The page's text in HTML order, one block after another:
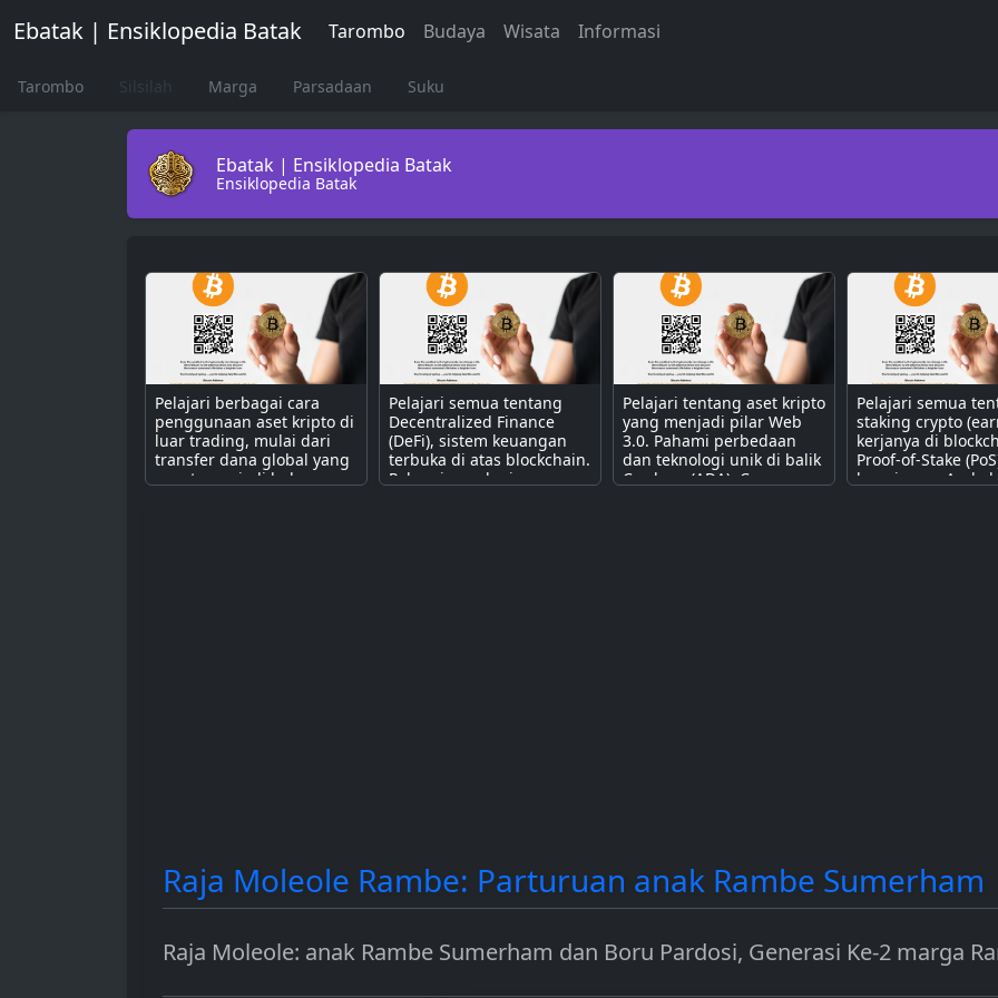
Ebatak | Ensiklopedia Batak Tarombo Budaya Wisata Informasi
Tarombo Marga Parsadaan Suku
Ebatak | Ensiklopedia Batak
Ensiklopedia Batak
Pelajari berbagai cara
penggunaan aset kripto di
luar trading, mulai dari
transfer dana global yang
cepat, menjadi bahan
Pelajari semua tentang
Decentralized Finance
(DeFi), sistem keuangan
terbuka di atas blockchain.
Pahami cara kerjanya
Pelajari tentang aset kripto
yang menjadi pilar Web
3.0. Pahami perbedaan
dan teknologi unik di balik
Cardano (ADA), Cosmos
Pelajari semua
staking crypto
kerjanya di
Proof-of-Stake
bagaimana Anda
Raja Moleole Rambe: Parturuan anak Rambe Sumerham
Raja Moleole: anak Rambe Sumerham dan Boru Pardosi, Generasi Ke-2 marga